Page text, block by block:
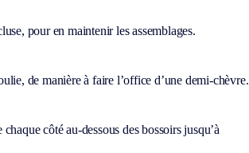
pour en maintenir les assemblages.
de manière à faire l’office d’une demi-chèvre.
côté au-dessous des bossoirs jusqu’à